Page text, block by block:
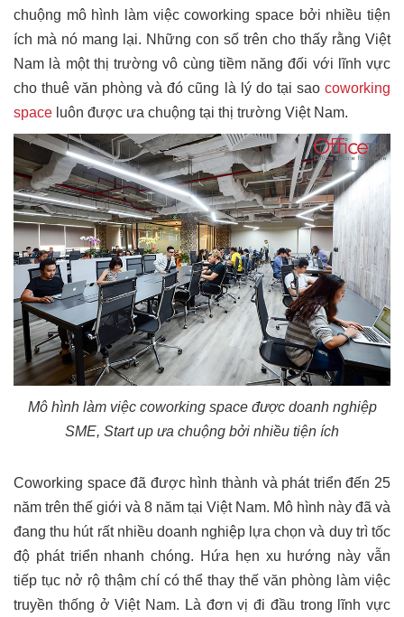
chuộng mô hình làm việc coworking space bởi nhiều tiện
ích mà nó mang lại. Những con số trên cho thấy rằng Việt
Nam là một thị trường vô cùng tiềm năng đối với lĩnh vực
cho thuê văn phòng và đó cũng là lý do tại sao coworking
space luôn được ưa chuộng tại thị trường Việt Nam.
Mô hình làm việc coworking space được doanh nghiệp
SME, Start up ưa chuộng bởi nhiều tiện ích
Coworking space đã được hình thành và phát triển đến 25
năm trên thế giới và 8 năm tại Việt Nam. Mô hình này đã và
đang thu hút rất nhiều doanh nghiệp lựa chọn và duy trì tốc
độ phát triển nhanh chóng. Hứa hẹn xu hướng này vẫn
tiếp tục nở rộ thậm chí có thể thay thế văn phòng làm việc
truyền thống ở Việt Nam. Là đơn vị đi đầu trong lĩnh vực